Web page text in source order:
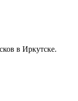
в Иркутске.